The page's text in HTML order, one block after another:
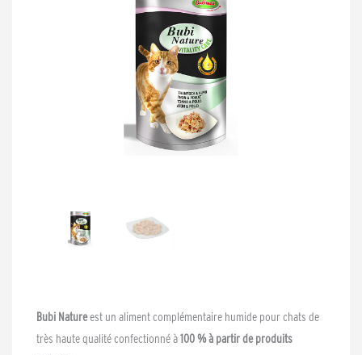
Bubi Natureest un aliment complémentaire humide pour chats de
très haute qualité confectionné à100 % à partir de produits